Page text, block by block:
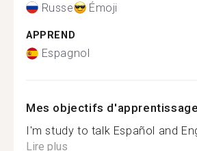
Russe Émoji
APPREND
Espagnol
Mes objectifs d'apprentissage
I'm study to talk Español and
Lire plus